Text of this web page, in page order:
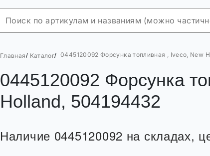
Главная/ Каталог/ 0445120092 Форсунка топливная , Iveco, New
0445120092 Форсунка
Holland, 504194432
Наличие 0445120092 на складах,